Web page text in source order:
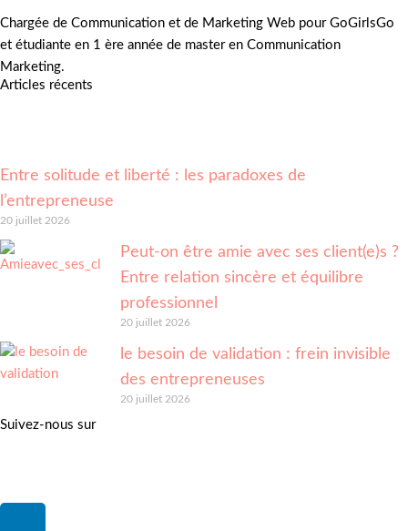
Chargée de Communication et de Marketing Web pour GoGirlsGo
et étudiante en 1 ère année de master en Communication
Marketing.
Articles récents
Entre solitude et liberté : les paradoxes de
l’entrepreneuse
20 juillet 2026
Peut-on être amie avec ses client(e)s ?
Entre relation sincère et équilibre
professionnel
20 juillet 2026
le besoin de validation : frein invisible
des entrepreneuses
20 juillet 2026
Suivez-nous sur